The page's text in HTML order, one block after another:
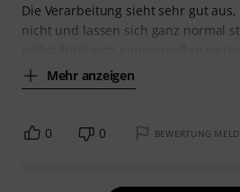
Die Verarbeitung sieht sehr gut aus,
nicht und lassen sich ganz normal
Mehr anzeigen
0 0 BEWERTUNG